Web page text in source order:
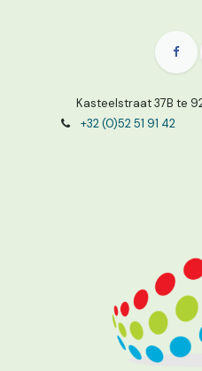
Kasteelstraat 37B te
+32 (0)52 51 91 42